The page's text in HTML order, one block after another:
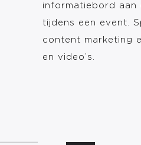
informatiebord aan
tijdens een event.
content marketing
en video’s.